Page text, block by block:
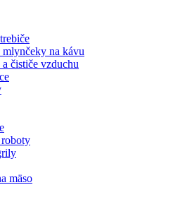
na kávu
čističe vzduchu
mäso